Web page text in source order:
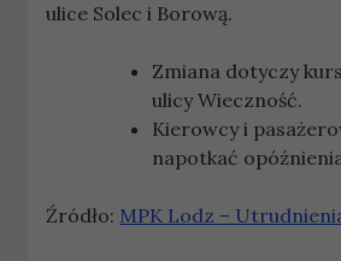
ulice Solec i Borową.
Zmiana dotyczy
ulicy Wieczność.
Kierowcy i
napotkać
Źródło: MPK Lodz –